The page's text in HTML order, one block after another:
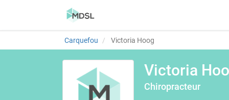
Carquefou Victoria Hoog
Victoria
Chiropracteur